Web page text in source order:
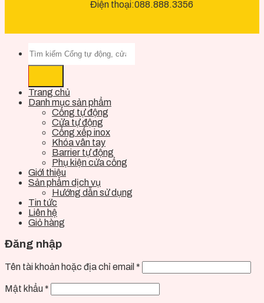
Điện thoại:088.888.3356
Trang chủ
Danh mục sản phẩm
Cổng tự động
Cửa tự động
Cổng xếp inox
Khóa vân tay
Barrier tự động
Phụ kiện cửa cổng
Giới thiệu
Sản phẩm dịch vụ
Hướng dẫn sử dụng
Tin tức
Liên hệ
Giỏ hàng
Đăng nhập
Tên tài khoản hoặc địa chỉ email *
Mật khẩu *